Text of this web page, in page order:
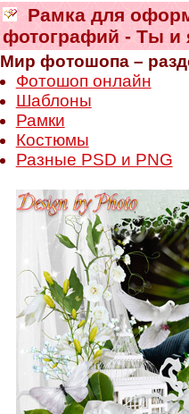
Рамка для
фотографий - Ты и
Мир фотошопа –
Фотошоп онлайн
Шаблоны
Рамки
Костюмы
Разные PSD и PNG